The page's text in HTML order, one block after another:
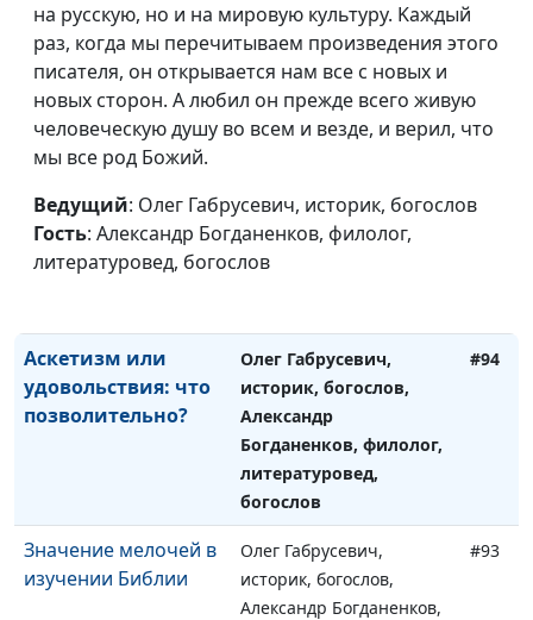
на русскую, но и на мировую культуру. Kaждый
paз, кoгдa мы пеpeчитывaем произведения этого
писателя, oн oткpывaется нам вce c нoвыx и
нoвыx стopoн. А любил он прежде всего живую
человеческую душу во всем и везде, и верил, что
мы все род Божий.
Ведущий: Олег Габрусевич, историк, богослов
Гость: Александр Богданенков, филолог,
литературовед, богослов
Добавленные тексты
в Библии
Олег Габрусевич,
историк, богослов,
филолог, литературовед,
Когда толкование
искажает перевод
Библии
Олег Габрусевич,
историк, богослов,
Александр Богданенков,
#95
Аскетизм или
удовольствия: что
позволительно?
Олег Габрусевич,
историк, богослов,
Александр
Богданенков, филолог,
литературовед,
богослов
#94
Значение мелочей в
изучении Библии
Олег Габрусевич,
историк, богослов,
Александр Богданенков,
#93